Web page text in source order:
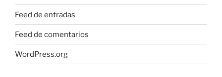
Feed de entradas
Feed de comentarios
WordPress.org